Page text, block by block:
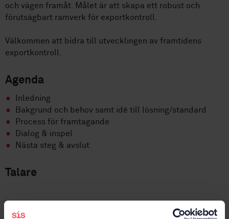
och vägen framåt. Målet är att skapa ett robust och
förutsägbart ramverk för exportkontroll.
Välkommen att bidra till utvecklingen av framtidens
exportkontroll.
Agenda
Inledning
Bakgrund och behov samt idé till lösning/standard
Process för framtagande
Dialog & inspel
Nästa steg & avslut
Talare
Andreas